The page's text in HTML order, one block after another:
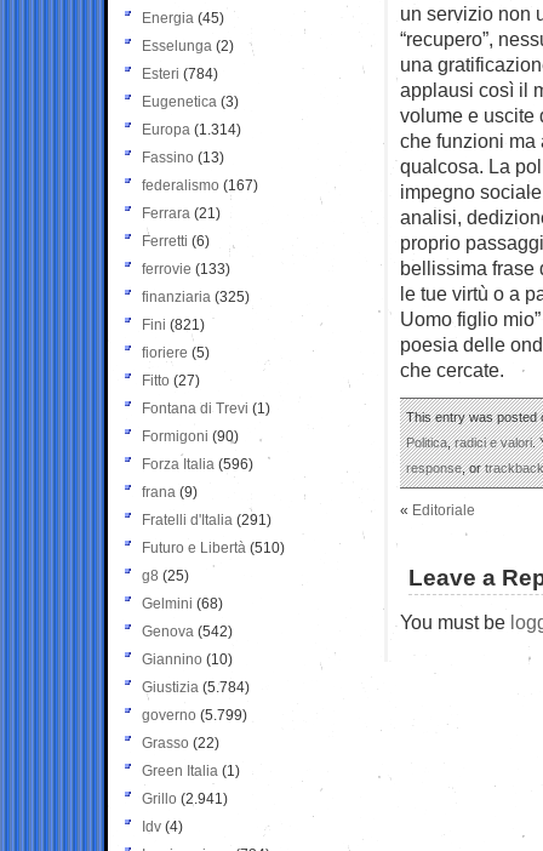
un servizio non
“recupero”,
una
applausi così il
volume e
che funzioni
qualcosa. La
impegno
analisi,
proprio
bellissima frase
le tue virtù o a
Uomo figlio
poesia delle
che cercate.
This entry was posted
Politica,radici e valori.
response, ortrackback
« Editoriale
Leave a
You must be
Energia (45)
Esselunga (2)
Esteri (784)
Eugenetica (3)
Europa (1.314)
Fassino (13)
federalismo (167)
Ferrara (21)
Ferretti (6)
ferrovie (133)
finanziaria (325)
Fini (821)
fioriere (5)
Fitto (27)
Fontana di Trevi (1)
Formigoni (90)
Forza Italia (596)
frana (9)
Fratelli d'Italia (291)
Futuro e Libertà (510)
g8 (25)
Gelmini (68)
Genova (542)
Giannino (10)
Giustizia (5.784)
governo (5.799)
Grasso (22)
Green Italia (1)
Grillo (2.941)
Idv (4)